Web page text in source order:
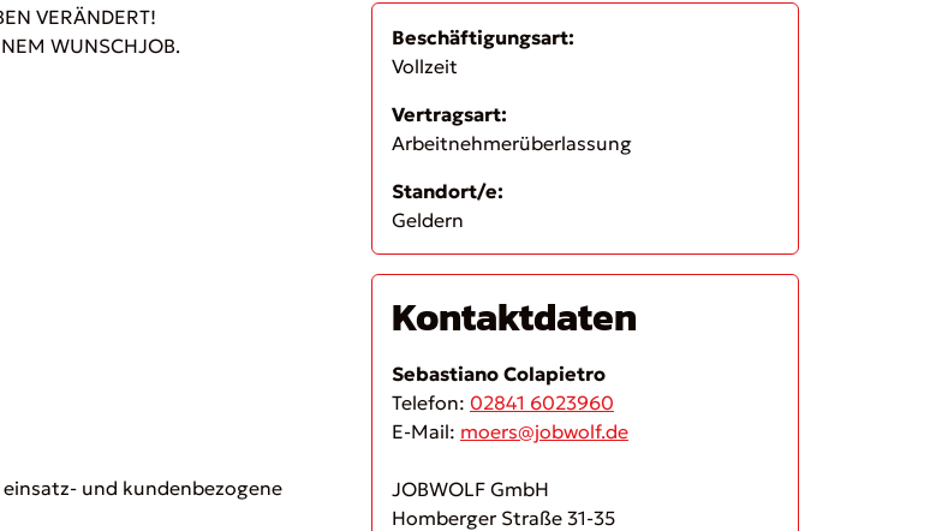
VERÄNDERT!
WUNSCHJOB.
und kundenbezogene
Beschäftigungsart:
Vollzeit
Vertragsart:
Arbeitnehmerüberlassung
Standort/e:
Geldern
Kontaktdaten
Sebastiano Colapietro
Telefon: 02841 6023960
E-Mail: moers@jobwolf.de
JOBWOLF GmbH
Homberger Straße 31-35